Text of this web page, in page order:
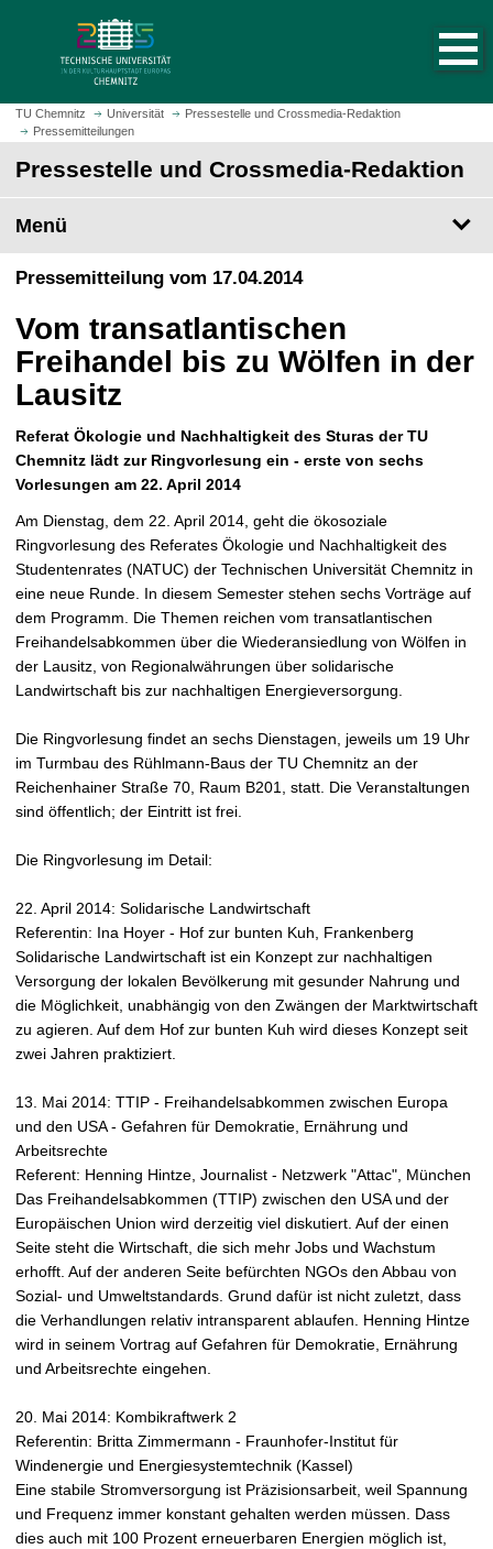
m
H
t
s
i
e
a
u
r
u
e
TU Chemnitz Universität
Pressestelle und Crossmedia-Redaktion
Pressemitteilungen
Pressestelle und Crossmedia-Redaktion
Menü
Pressemitteilung vom 17.04.2014
Vom transatlantischen
Freihandel bis zu Wölfen in der
Lausitz
Referat Ökologie und Nachhaltigkeit des Sturas der TU
Chemnitz lädt zur Ringvorlesung ein - erste von sechs
Vorlesungen am 22. April 2014
Am Dienstag, dem 22. April 2014, geht die ökosoziale
Ringvorlesung des Referates Ökologie und Nachhaltigkeit des
Studentenrates (NATUC) der Technischen Universität Chemnitz in
eine neue Runde. In diesem Semester stehen sechs Vorträge auf
dem Programm. Die Themen reichen vom transatlantischen
Freihandelsabkommen über die Wiederansiedlung von Wölfen in
der Lausitz, von Regionalwährungen über solidarische
Landwirtschaft bis zur nachhaltigen Energieversorgung.
Die Ringvorlesung findet an sechs Dienstagen, jeweils um 19 Uhr
im Turmbau des Rühlmann-Baus der TU Chemnitz an der
Reichenhainer Straße 70, Raum B201, statt. Die Veranstaltungen
sind öffentlich; der Eintritt ist frei.
Die Ringvorlesung im Detail:
22. April 2014: Solidarische Landwirtschaft
Referentin: Ina Hoyer - Hof zur bunten Kuh, Frankenberg
Solidarische Landwirtschaft ist ein Konzept zur nachhaltigen
Versorgung der lokalen Bevölkerung mit gesunder Nahrung und
die Möglichkeit, unabhängig von den Zwängen der Marktwirtschaft
zu agieren. Auf dem Hof zur bunten Kuh wird dieses Konzept seit
zwei Jahren praktiziert.
13. Mai 2014: TTIP - Freihandelsabkommen zwischen Europa
und den USA - Gefahren für Demokratie, Ernährung und
Arbeitsrechte
Referent: Henning Hintze, Journalist - Netzwerk "Attac", München
Das Freihandelsabkommen (TTIP) zwischen den USA und der
Europäischen Union wird derzeitig viel diskutiert. Auf der einen
Seite steht die Wirtschaft, die sich mehr Jobs und Wachstum
erhofft. Auf der anderen Seite befürchten NGOs den Abbau von
Sozial- und Umweltstandards. Grund dafür ist nicht zuletzt, dass
die Verhandlungen relativ intransparent ablaufen. Henning Hintze
wird in seinem Vortrag auf Gefahren für Demokratie, Ernährung
und Arbeitsrechte eingehen.
20. Mai 2014: Kombikraftwerk 2
Referentin: Britta Zimmermann - Fraunhofer-Institut für
Windenergie und Energiesystemtechnik (Kassel)
Eine stabile Stromversorgung ist Präzisionsarbeit, weil Spannung
und Frequenz immer konstant gehalten werden müssen. Dass
dies auch mit 100 Prozent erneuerbaren Energien möglich ist,